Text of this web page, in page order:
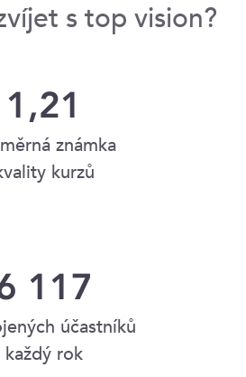
s top vision?
1,21
známka
kurzů
117
účastníků
každý rok